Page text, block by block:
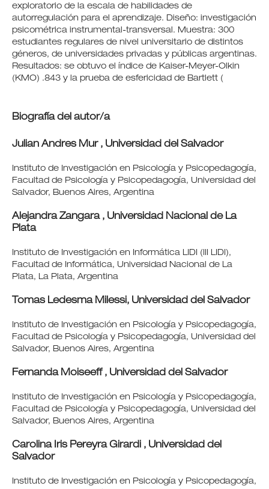
exploratorio de la escala de habilidades de
autorregulación para el aprendizaje. Diseño: investigación
psicométrica instrumental-transversal. Muestra: 300
estudiantes regulares de nivel universitario de distintos
géneros, de universidades privadas y públicas argentinas.
Resultados: se obtuvo el índice de Kaiser-Meyer-Olkin
(KMO) .843 y la prueba de esfericidad de Bartlett (
Biografía del autor/a
Julian Andres Mur , Universidad del Salvador
Instituto de Investigación en Psicología y Psicopedagogía,
Facultad de Psicología y Psicopedagogía, Universidad del
Salvador, Buenos Aires, Argentina
Alejandra Zangara , Universidad Nacional de La
Plata
Instituto de Investigación en Informática LIDI (III LIDI),
Facultad de Informática, Universidad Nacional de La
Plata, La Plata, Argentina
Tomas Ledesma Milessi, Universidad del Salvador
Instituto de Investigación en Psicología y Psicopedagogía,
Facultad de Psicología y Psicopedagogía, Universidad del
Salvador, Buenos Aires, Argentina
Fernanda Moiseeff , Universidad del Salvador
Instituto de Investigación en Psicología y Psicopedagogía,
Facultad de Psicología y Psicopedagogía, Universidad del
Salvador, Buenos Aires, Argentina
Carolina Iris Pereyra Girardi , Universidad del
Salvador
Instituto de Investigación en Psicología y Psicopedagogía,